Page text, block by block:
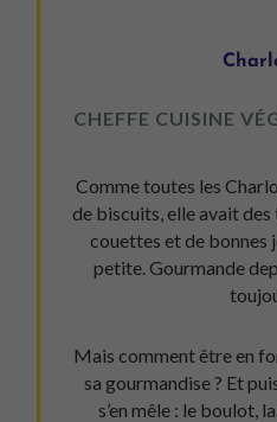
CHEFFE CUISINE
Comme toutes les
de biscuits, elle avait des
couettes et de bonnes
petite. Gourmande
Mais comment être en
sa gourmandise ? Et
s’en mêle : le boulot,